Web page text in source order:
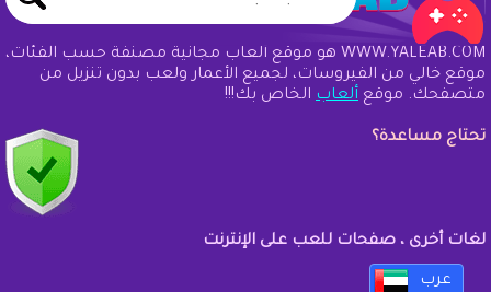
WWW.YALEAB.COM هو موقع ألعاب مجانية مصنفة حسب الفئات،
موقع خالي من الفيروسات، لجميع الأعمار ولعب بدون تنزيل من
متصفحك. موقع ألعاب الخاص بك!!!
تحتاج مساعدة؟
لغات أخرى ، صفحات للعب على الإنترنت
عرب